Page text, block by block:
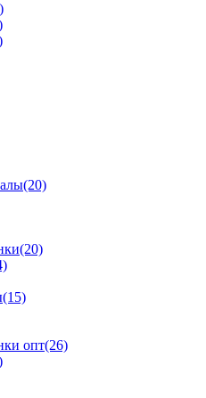
(20)
(20)
(15)
опт(26)